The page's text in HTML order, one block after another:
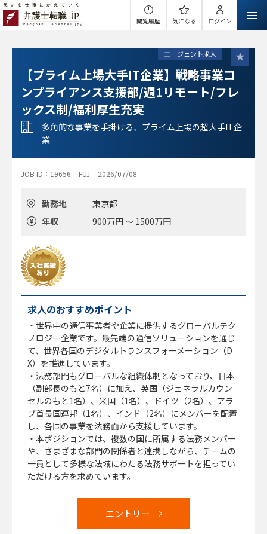
閲覧履歴 気になる ログイン
エージェント求人
【プライム上場大手IT企業】戦略事業コ
ンプライアンス支援部/週1リモート/フレ
ックス制/福利厚生充実
多角的な事業を手掛ける、プライム上場の超大手IT企
業
JOB ID：19656 FUJ 2026/07/08
勤務地
東京都
年収
900万円 ～ 1500万円
求人のおすすめポイント
・世界中の通信事業者や企業に提供するグローバルテク
ノロジー企業です。最先端の通信ソリューションを通じ
て、世界各国のデジタルトランスフォーメーション（D
X）を推進しています。
・法務部門もグローバルな組織体制となっており、日本
（副部長のもと7名）に加え、英国（ジェネラルカウン
セルのもと1名）、米国（1名）、ドイツ（2名）、アラ
ブ首長国連邦（1名）、インド（2名）にメンバーを配置
し、各国の事業を法務面から支援しています。
・本ポジションでは、複数の国に所属する法務メンバー
や、さまざまな部門の関係者と連携しながら、チームの
一員として多様な法域にわたる法務サポートを担ってい
ただける方を求めています。
エントリー